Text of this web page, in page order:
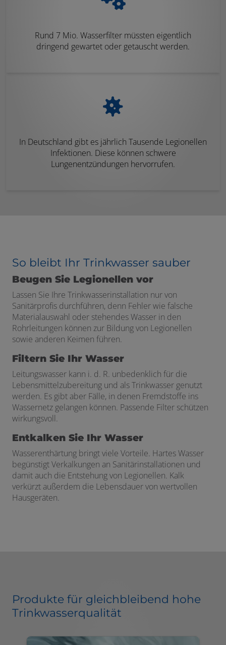
Rund 7 Mio. Wasserfilter müssten eigentlich
dringend gewartet oder getauscht werden.
In Deutschland gibt es jährlich Tausende Legionellen
Infektionen. Diese können schwere
Lungenentzündungen hervorrufen.
So bleibt Ihr Trinkwasser sauber
Beugen Sie Legionellen vor
Lassen Sie Ihre Trinkwasserinstallation nur von
Sanitärprofis durchführen, denn Fehler wie falsche
Materialauswahl oder stehendes Wasser in den
Rohrleitungen können zur Bildung von Legionellen
sowie anderen Keimen führen.
Filtern Sie Ihr Wasser
Leitungswasser kann i. d. R. unbedenklich für die
Lebensmittelzubereitung und als Trinkwasser genutzt
werden. Es gibt aber Fälle, in denen Fremdstoffe ins
Wassernetz gelangen können. Passende Filter schützen
wirkungsvoll.
Entkalken Sie Ihr Wasser
Wasserenthärtung bringt viele Vorteile. Hartes Wasser
begünstigt Verkalkungen an Sanitärinstallationen und
damit auch die Entstehung von Legionellen. Kalk
verkürzt außerdem die Lebensdauer von wertvollen
Hausgeräten.
Produkte für gleichbleibend hohe
Trinkwasserqualität